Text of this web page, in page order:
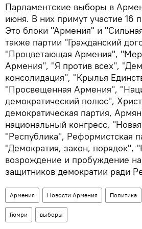
Парламентские выборы в
июня. В них примут участие 16
Это блоки "Армения" и
также партии "Гражданский
"Процветающая Армения",
Армения", "Я против всех",
консолидация", "Крылья
"Просвещенная Армения",
демократический полюс",
демократическая партия,
национальный конгресс,
"Республика", Реформистская
"Демократия, закон, порядок",
возрождение и пробуждение
защитников демократии ради
Армения Новости Армения Политика
Гюмри выборы